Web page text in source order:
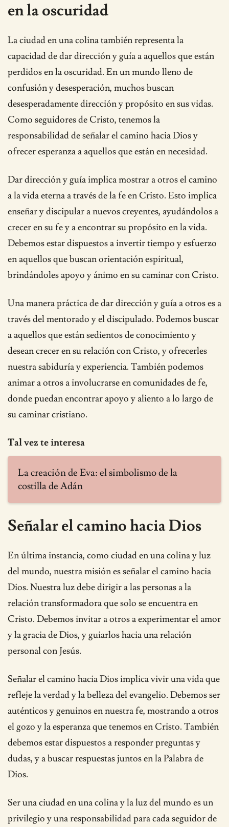
en la oscuridad
La ciudad en una colina también representa la
capacidad de dar dirección y guía a aquellos que están
perdidos en la oscuridad. En un mundo lleno de
confusión y desesperación, muchos buscan
desesperadamente dirección y propósito en sus vidas.
Como seguidores de Cristo, tenemos la
responsabilidad de señalar el camino hacia Dios y
ofrecer esperanza a aquellos que están en necesidad.
Dar dirección y guía implica mostrar a otros el camino
a la vida eterna a través de la fe en Cristo. Esto implica
enseñar y discipular a nuevos creyentes, ayudándolos a
crecer en su fe y a encontrar su propósito en la vida.
Debemos estar dispuestos a invertir tiempo y esfuerzo
en aquellos que buscan orientación espiritual,
brindándoles apoyo y ánimo en su caminar con Cristo.
Una manera práctica de dar dirección y guía a otros es a
través del mentorado y el discipulado. Podemos buscar
a aquellos que están sedientos de conocimiento y
desean crecer en su relación con Cristo, y ofrecerles
nuestra sabiduría y experiencia. También podemos
animar a otros a involucrarse en comunidades de fe,
donde puedan encontrar apoyo y aliento a lo largo de
su caminar cristiano.
Tal vez te interesa
La creación de Eva: el simbolismo de la
costilla de Adán
Señalar el camino hacia Dios
En última instancia, como ciudad en una colina y luz
del mundo, nuestra misión es señalar el camino hacia
Dios. Nuestra luz debe dirigir a las personas a la
relación transformadora que solo se encuentra en
Cristo. Debemos invitar a otros a experimentar el amor
y la gracia de Dios, y guiarlos hacia una relación
personal con Jesús.
Señalar el camino hacia Dios implica vivir una vida que
refleje la verdad y la belleza del evangelio. Debemos ser
auténticos y genuinos en nuestra fe, mostrando a otros
el gozo y la esperanza que tenemos en Cristo. También
debemos estar dispuestos a responder preguntas y
dudas, y a buscar respuestas juntos en la Palabra de
Dios.
Ser una ciudad en una colina y la luz del mundo es un
privilegio y una responsabilidad para cada seguidor de